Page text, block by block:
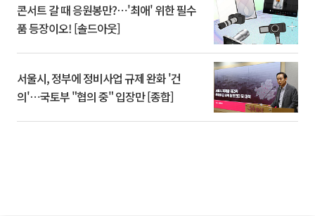
콘서트 갈 때 응원봉만?⋯'최애' 위한 필수
품 등장이오! [솔드아웃]
서울시, 정부에 정비사업 규제 완화 '건
의'⋯국토부 "협의 중" 입장만 [종합]